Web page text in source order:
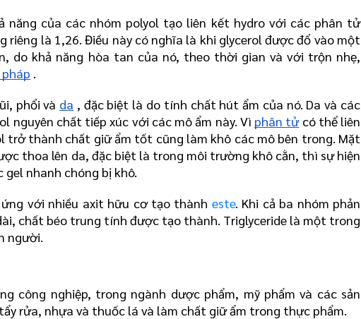
năng của các nhóm polyol tạo liên kết hydro với các phân tử
riêng là 1,26. Điều này có nghĩa là khi glycerol được đổ vào một
do khả năng hòa tan của nó, theo thời gian và với trộn nhẹ,
.
phổi và da , đặc biệt là do tính chất hút ẩm của nó. Da và các
nguyên chất tiếp xúc với các mô ẩm này. Vì phân tử có thể liên
trở thành chất giữ ẩm tốt cũng làm khô các mô bên trong. Mặt
thoa lên da, đặc biệt là trong môi trường khô cằn, thì sự hiện
nhanh chóng bị khô.
với nhiều axit hữu cơ tạo thành este. Khi cả ba nhóm phản
chất béo trung tính được tạo thành. Triglyceride là một trong
người.
công nghiệp, trong ngành dược phẩm, mỹ phẩm và các sản
rửa, nhựa và thuốc lá và làm chất giữ ẩm trong thực phẩm.